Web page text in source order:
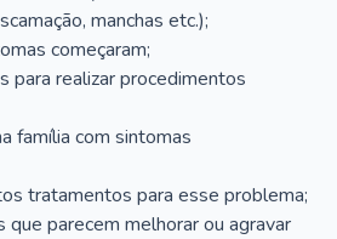
manchas etc.);
começaram;
para realizar procedimentos
família com sintomas
tratamentos para esse problema;
que parecem melhorar ou agravar